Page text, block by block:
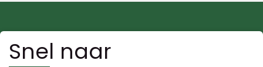
Snel naar